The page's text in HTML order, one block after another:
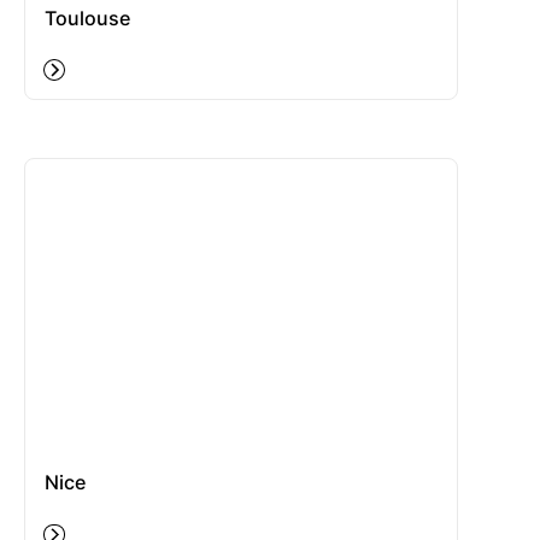
Toulouse
Nice